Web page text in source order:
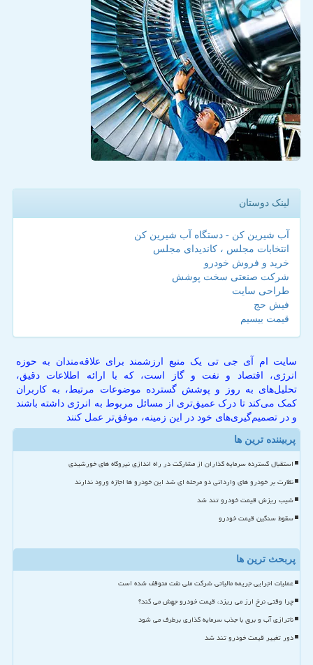
لینک دوستان
آب شیرین کن - دستگاه آب شیرین کن
انتخابات مجلس ، کاندیدای مجلس
خرید و فروش خودرو
شرکت صنعتی سخت پوشش
طراحی سایت
فیش حج
قیمت بیسیم
سایت ام آی جی تی یک منبع ارزشمند برای علاقه‌مندان به حوزه
انرژی، اقتصاد و نفت و گاز است، که با ارائه اطلاعات دقیق،
تحلیل‌های به روز و پوشش گسترده موضوعات مرتبط، به کاربران
کمک می‌کند تا درک عمیق‌تری از مسائل مربوط به انرژی داشته باشند
و در تصمیم‌گیری‌های خود در این زمینه، موفق‌تر عمل کنند
پربیننده ترین ها
استقبال گسترده سرمایه گذاران از مشارکت در راه اندازی نیروگاه های خورشیدی
نظارت بر خودرو های وارداتی دو مرحله ای شد این خودرو ها اجازه ورود ندارند
شیب ریزش قیمت خودرو تند شد
سقوط سنگین قیمت خودرو
پربحث ترین ها
عملیات اجرایی جریمه مالیاتی شرکت ملی نفت متوقف شده است
چرا وقتی نرخ ارز می ریزد، قیمت خودرو جهش می کند؟
ناترازی آب و برق با جذب سرمایه گذاری برطرف می شود
دور تغییر قیمت خودرو تند شد